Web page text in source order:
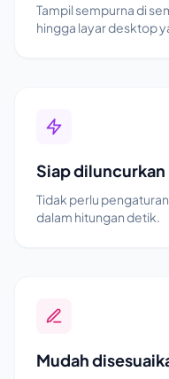
Tampil sempurna di
hingga layar desktop
Siap diluncurkan
Tidak perlu
dalam hitungan detik.
Mudah